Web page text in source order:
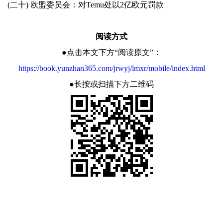
(二十) 欧盟委员会：对Temu处以2亿欧元罚款
阅读方式
●点击本文下方“阅读原文”：
https://book.yunzhan365.com/jrwyj/lmxr/mobile/index.html
●长按或扫描下方二维码